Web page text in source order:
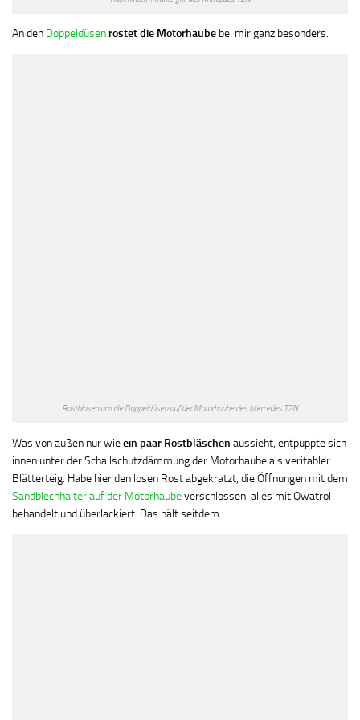
An den Doppeldüsen rostet die Motorhaube bei mir ganz besonders.
Rostblasen um die Doppeldüsen auf der Motorhaube des Mercedes T2N
Was von außen nur wieein paar Rostbläschen aussieht, entpuppte sich
innen unter der Schallschutzdämmung der Motorhaube als veritabler
Blätterteig. Habe hier den losen Rost abgekratzt, die Öffnungen mit dem
Sandblechhalter auf der Motorhaubeverschlossen, alles mit Owatrol
behandelt und überlackiert. Das hält seitdem.